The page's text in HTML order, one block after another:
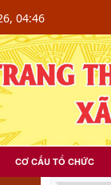
04:46
CƠ CẤU TỔ CHỨC